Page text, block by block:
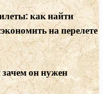
как найти
на перелете
он нужен